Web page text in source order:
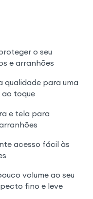
o seu
e arranhões
qualidade para uma
ao toque
e tela para
acesso fácil às
volume ao seu
fino e leve